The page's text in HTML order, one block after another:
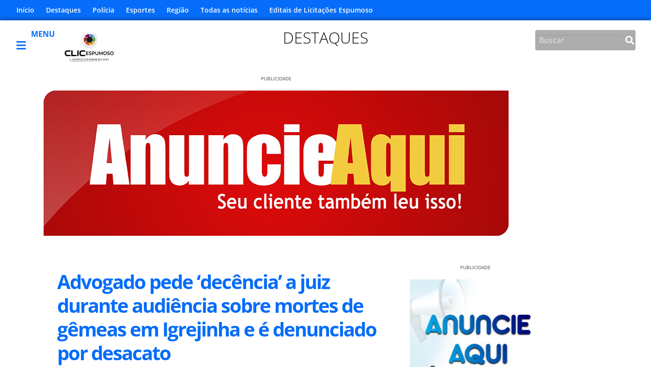
Início Destaques Polícia Esportes Região Todas as notícias Editais de Licitações Espumoso
MENU DESTAQUES
PUBLICIDADE
Advogado pede ‘decência’ a juiz
durante audiência sobre mortes de
gêmeas em Igrejinha e é denunciado
por desacato
PUBLICIDADE